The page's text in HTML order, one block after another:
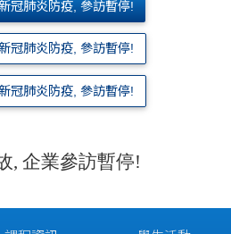
冠肺炎防疫, 參訪暫停!
冠肺炎防疫, 參訪暫停!
冠肺炎防疫, 參訪暫停!
, 企業參訪暫停!